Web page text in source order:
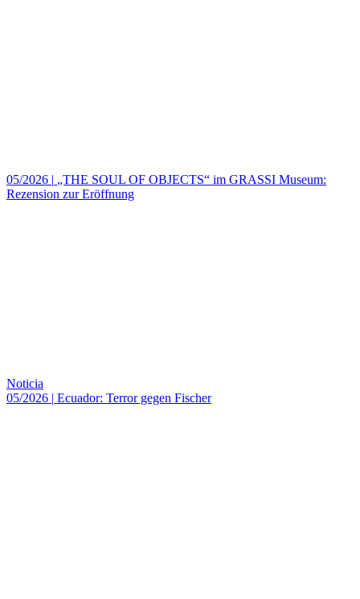
05/2026 | „THE SOUL OF OBJECTS“ im GRASSI Museum:
Rezension zur Eröffnung
Noticia
05/2026 | Ecuador: Terror gegen Fischer